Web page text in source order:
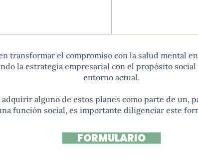
transformar el compromiso con la salud mental
la estrategia empresarial con el propósito social
entorno actual.
alguno de estos planes como parte de un,
función social, es importante diligenciar este
FORMULARIO